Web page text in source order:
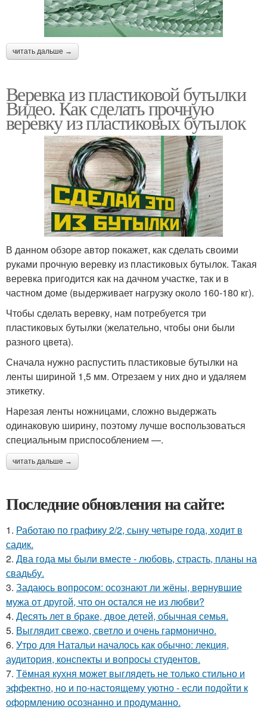
читать дальше →
Веревка из пластиковой бутылки
Видео. Как сделать прочную
веревку из пластиковых бутылок
В данном обзоре автор покажет, как сделать своими
руками прочную веревку из пластиковых бутылок. Такая
веревка пригодится как на дачном участке, так и в
частном доме (выдерживает нагрузку около 160-180 кг).
Чтобы сделать веревку, нам потребуется три
пластиковых бутылки (желательно, чтобы они были
разного цвета).
Сначала нужно распустить пластиковые бутылки на
ленты шириной 1,5 мм. Отрезаем у них дно и удаляем
этикетку.
Нарезая ленты ножницами, сложно выдержать
одинаковую ширину, поэтому лучше воспользоваться
специальным приспособлением —.
читать дальше →
Последние обновления на сайте:
1. Работаю по графику 2/2, сыну четыре года, ходит в
садик.
2. Два года мы были вместе - любовь, страсть, планы на
свадьбу.
3. Задаюсь вопросом: осознают ли жёны, вернувшие
мужа от другой, что он остался не из любви?
4. Десять лет в браке, двое детей, обычная семья.
5. Выглядит свежо, светло и очень гармонично.
6. Утро для Натальи началось как обычно: лекция,
аудитория, конспекты и вопросы студентов.
7. Тёмная кухня может выглядеть не только стильно и
эффектно, но и по-настоящему уютно - если подойти к
оформлению осознанно и продуманно.